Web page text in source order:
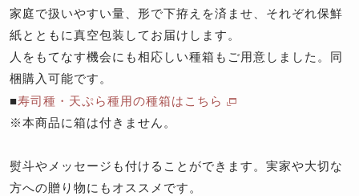
家庭で扱いやすい量、形で下拵えを済ませ、それぞれ保鮮
紙とともに真空包装してお届けします。
人をもてなす機会にも相応しい種箱もご用意しました。同
梱購入可能です。
■寿司種・天ぷら種用の種箱はこちら
※本商品に箱は付きません。
熨斗やメッセージも付けることができます。実家や大切な
方への贈り物にもオススメです。